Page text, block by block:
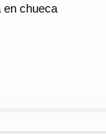
en chueca